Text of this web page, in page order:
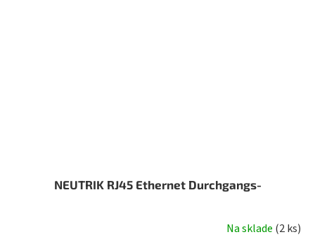
NEUTRIK RJ45 Ethernet Durchgangs-
Na sklade (2 ks)